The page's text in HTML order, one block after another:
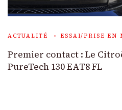
ACTUALITÉ ESSAI/PRISE EN
Premier contact : Le
PureTech 130 EAT8 FL